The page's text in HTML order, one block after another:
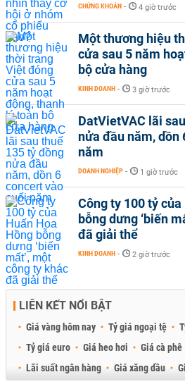
CHỨNG KHOÁN - 4 giờ trước
Một thương hiệu
cửa sau 5 năm
bộ cửa hàng
KINH DOANH - 3 giờ trước
DatVietVAC lãi
nửa đầu năm, dồn
năm
DOANH NGHIỆP - 1 giờ trước
Công ty 100 tỷ
bỗng dưng ‘biến
đã giải thể
KINH DOANH - 2 giờ trước
LIÊN KẾT NỔI BẬT
Giá vàng hôm nay Tỷ giá ngoại tệ
Tỷ giá euro
Giá heo hơi Giá cà phê
Lãi suất ngân hàng
Giá xăng dầu